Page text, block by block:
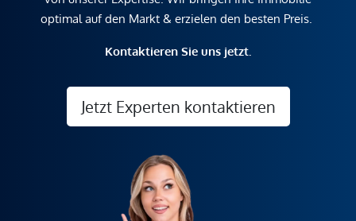
optimal auf den Markt & erzielen den besten Preis.
Kontaktieren Sie uns jetzt.
Jetzt Experten kontaktieren